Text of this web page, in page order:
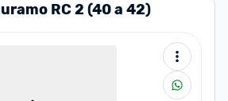
RC 2 (40 a 42)